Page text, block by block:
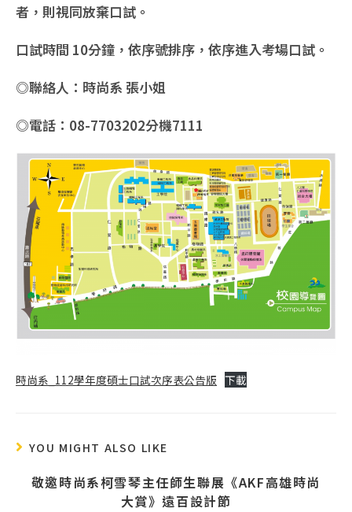
者，則視同放棄口試。
口試時間 10分鐘，依序號排序，依序進入考場口試。
◎聯絡人：時尚系 張小姐
◎電話：08-7703202分機7111
時尚系_112學年度碩士口試次序表公告版 下載
YOU MIGHT ALSO LIKE
敬邀時尚系柯雪琴主任師生聯展《AKF高雄時尚
大賞》遠百設計節